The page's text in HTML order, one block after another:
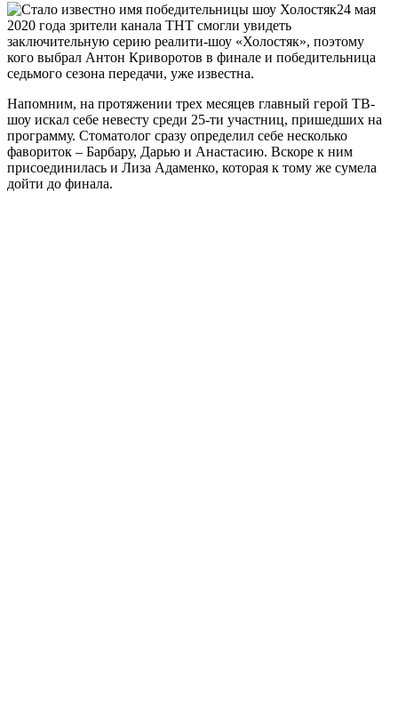
24 мая
2020 года зрители канала ТНТ смогли увидеть
заключительную серию реалити-шоу «Холостяк», поэтому
кого выбрал Антон Криворотов в финале и победительница
седьмого сезона передачи, уже известна.
Напомним, на протяжении трех месяцев главный герой ТВ-
шоу искал себе невесту среди 25-ти участниц, пришедших на
программу. Стоматолог сразу определил себе несколько
фавориток – Барбару, Дарью и Анастасию. Вскоре к ним
присоединилась и Лиза Адаменко, которая к тому же сумела
дойти до финала.